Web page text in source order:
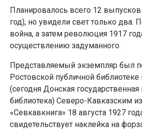
Планировалось всего 12
год), но увидели свет только два.
война, а затем революция 1917
осуществлению задуманного.
Представляемый экземпляр был
Ростовской публичной
(сегодня Донская государственная
библиотека) Северо-Кавказским
«Севкавкнига» 18 августа 1927
свидетельствует наклейка на